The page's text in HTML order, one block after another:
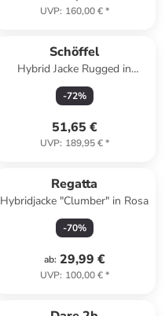
UVP: 160,00 €*
Schöffel
Hybrid Jacke Rugged in
orange
-72%
51,65 €
UVP: 189,95 €*
Regatta
Hybridjacke "Clumber" in Rosa
-70%
ab: 29,99 €
UVP: 100,00 €*